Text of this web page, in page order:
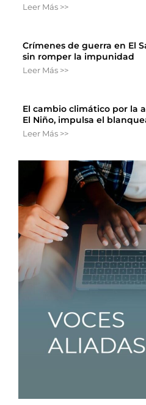
Leer Más >>
Crímenes de guerra en El
sin romper la impunidad
Leer Más >>
El cambio climático por la
El Niño, impulsa el
Leer Más >>